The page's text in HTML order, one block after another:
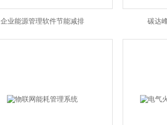
企业能源管理软件节能减排 碳达